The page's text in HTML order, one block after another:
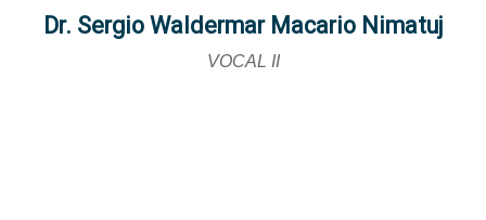
Dr. Sergio Waldermar Macario Nimatuj
VOCAL II